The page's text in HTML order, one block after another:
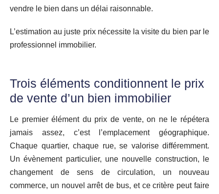
vendre le bien dans un délai raisonnable.
L’estimation au juste prix nécessite la visite du bien par le
professionnel immobilier.
Trois éléments conditionnent le prix
de vente d’un bien immobilier
Le premier élément du prix de vente, on ne le répétera
jamais assez, c’est l’emplacement géographique.
Chaque quartier, chaque rue, se valorise différemment.
Un évènement particulier, une nouvelle construction, le
changement de sens de circulation, un nouveau
commerce, un nouvel arrêt de bus, et ce critère peut faire